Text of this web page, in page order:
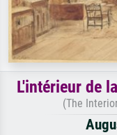
L'intérieur de
(The